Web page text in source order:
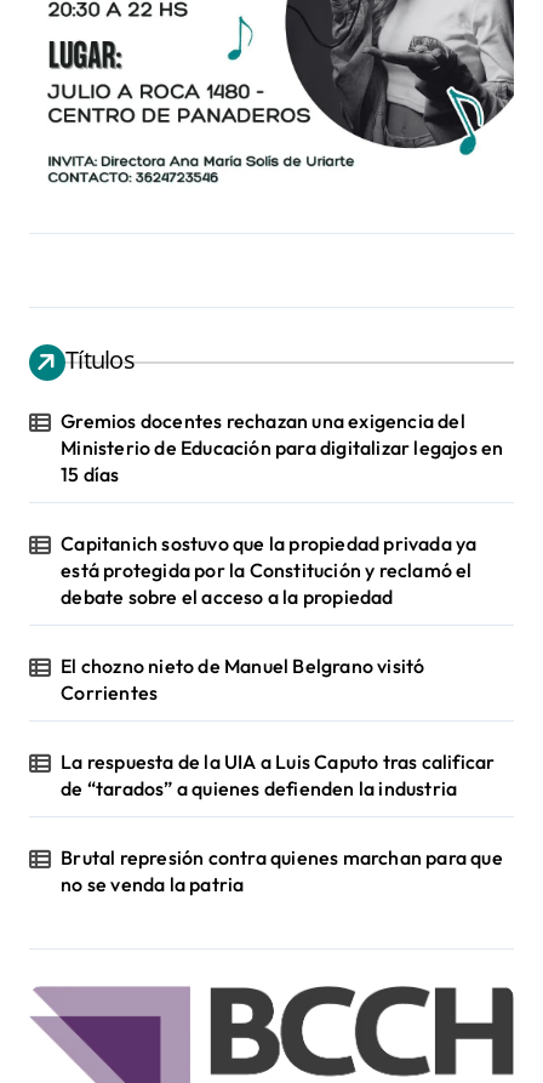
Títulos
Gremios docentes rechazan una exigencia del
Ministerio de Educación para digitalizar legajos en
15 días
Capitanich sostuvo que la propiedad privada ya
está protegida por la Constitución y reclamó el
debate sobre el acceso a la propiedad
El chozno nieto de Manuel Belgrano visitó
Corrientes
La respuesta de la UIA a Luis Caputo tras calificar
de “tarados” a quienes defienden la industria
Brutal represión contra quienes marchan para que
no se venda la patria